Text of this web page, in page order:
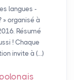
langues -
» organisé à
Résumé
! Chaque
invite à (…)